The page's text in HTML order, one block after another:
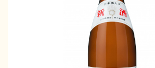
地酒カタログ